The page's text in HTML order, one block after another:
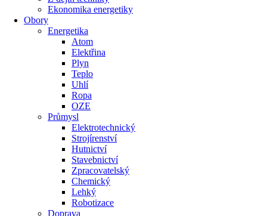
Ekonomika energetiky
Obory
Energetika
Atom
Elektřina
Plyn
Teplo
Uhlí
Ropa
OZE
Průmysl
Elektrotechnický
Strojírenství
Hutnictví
Stavebnictví
Zpracovatelský
Chemický
Lehký
Robotizace
Doprava